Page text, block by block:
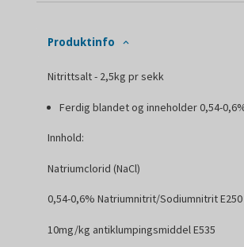
Produktinfo
Nitrittsalt - 2,5kg pr sekk
Ferdig blandet og inneholder 0,54-
Innhold:
Natriumclorid (NaCl)
0,54-0,6% Natriumnitrit/Sodiumnitrit E250
10mg/kg antiklumpingsmiddel E535